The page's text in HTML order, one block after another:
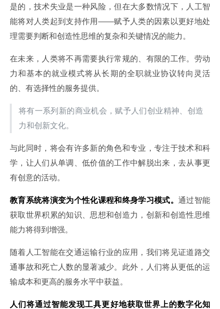
是的，技术失业是一种风险，但在大多数情况下，人工智
能将对人类起到支持作用——赋予人类的因素以更好地处
理需要判断和创造性思维的复杂和关键情况的能力。
在未来，人类将不再需要执行常规的、有限的工作。劳动
力和基本的就业模式将从长期的全职就业协议转向灵活
的、有选择性的服务提供。
将有一系列新的商业机会，赋予人们创业精神、创造
力和创新文化。
与此同时，将会有许多新的角色和专业，专注于技术和科
学，让人们从单调、低价值的工作中解脱出来，去从事更
有创意的活动。
教育系统将演变为个性化课程和终身学习模式。 通过智能
获取世界积累的知识、思想和创造力，创新和创造性思维
能力将得到增强。
随着人工智能在交通运输行业的应用，我们将见证道路交
通事故和死亡人数的显著减少。此外，人们将从更低的运
输成本和更高的服务水平中获益。
人们将通过智能发现工具更好地获取世界上的数字化知